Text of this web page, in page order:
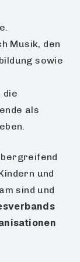
Musik, den
sowie
die
als
und
sind und